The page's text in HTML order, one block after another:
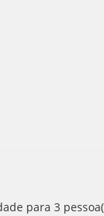
para 3